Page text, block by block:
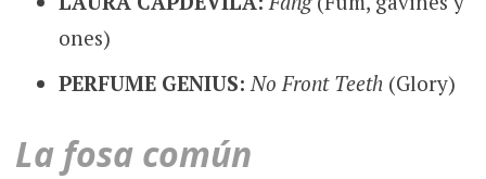
ones)
PERFUME GENIUS:No Front Teeth (Glory)
La fosa común